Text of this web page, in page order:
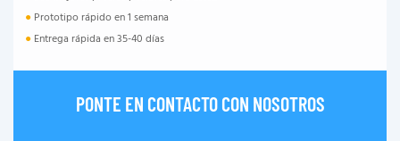
● Prototipo rápido en 1 semana
● Entrega rápida en 35-40 días
PONTE EN CONTACTO CON NOSOTROS